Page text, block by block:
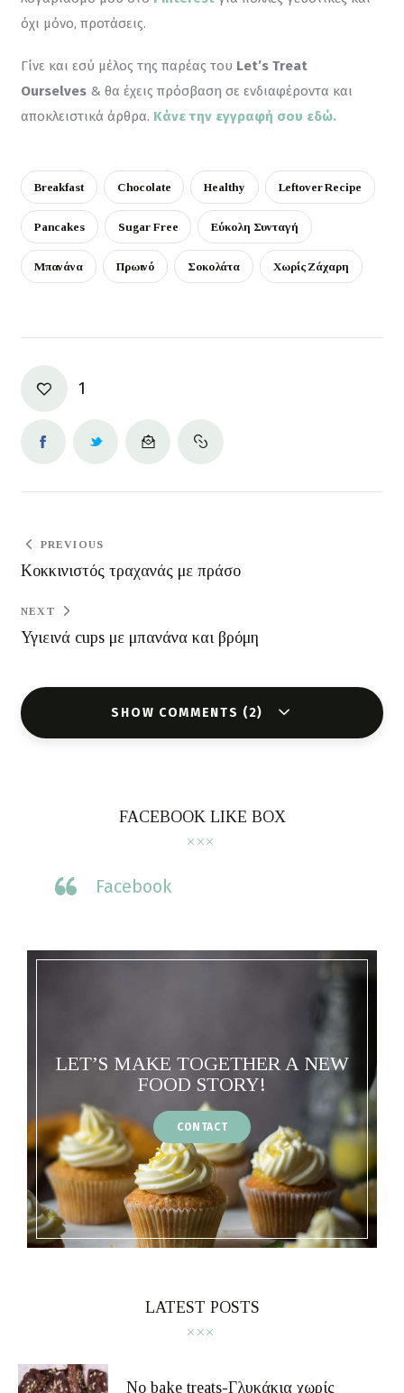
όχι μόνο, προτάσεις.
Γίνε και εσύ μέλος της παρέας του Let’s Treat
Ourselves & θα έχεις πρόσβαση σε ενδιαφέροντα και
αποκλειστικά άρθρα. Κάνε την εγγραφή σου εδώ.
Breakfast Chocolate Healthy Leftover Recipe
Pancakes Sugar Free Εύκολη Συνταγή
Μπανάνα Πρωινό Σοκολάτα Χωρίς Ζάχαρη
1
PREVIOUS
Κοκκινιστός τραχανάς με πράσο
NEXT
Υγιεινά cups με μπανάνα και βρόμη
SHOW COMMENTS (2)
FACEBOOK LIKE BOX
Facebook
LET’S MAKE TOGETHER A NEW
FOOD STORY!
CONTACT
LATEST POSTS
No bake treats-Γλυκάκια χωρίς